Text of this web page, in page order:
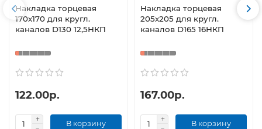
Накладка торцевая
170х170 для кругл.
каналов D130 12,5НКП
122.00р.
В корзину
Накладка торцевая
205х205 для кругл.
каналов D165 16НКП
167.00р.
В корзину